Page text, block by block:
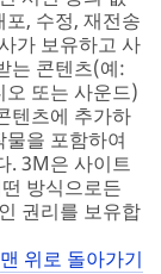
, 수정, 재전송
가 보유하고 사
는 콘텐츠(예:
오 또는 사운드)
텐츠에 추가하
을 포함하여
. 3M은 사이트
방식으로든
권리를 보유합
맨 위로 돌아가기